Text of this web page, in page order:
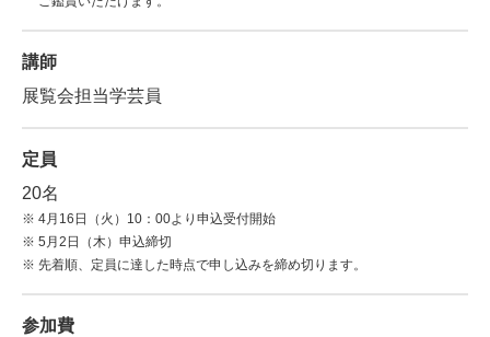
講師
展覧会担当学芸員
定員
20名
4月16日（火）10：00より申込受付開始
5月2日（木）申込締切
先着順、定員に達した時点で申し込みを締め切ります。
参加費